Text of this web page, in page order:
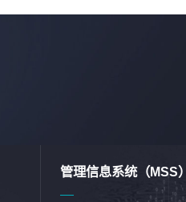
管理信息系统（MSS）